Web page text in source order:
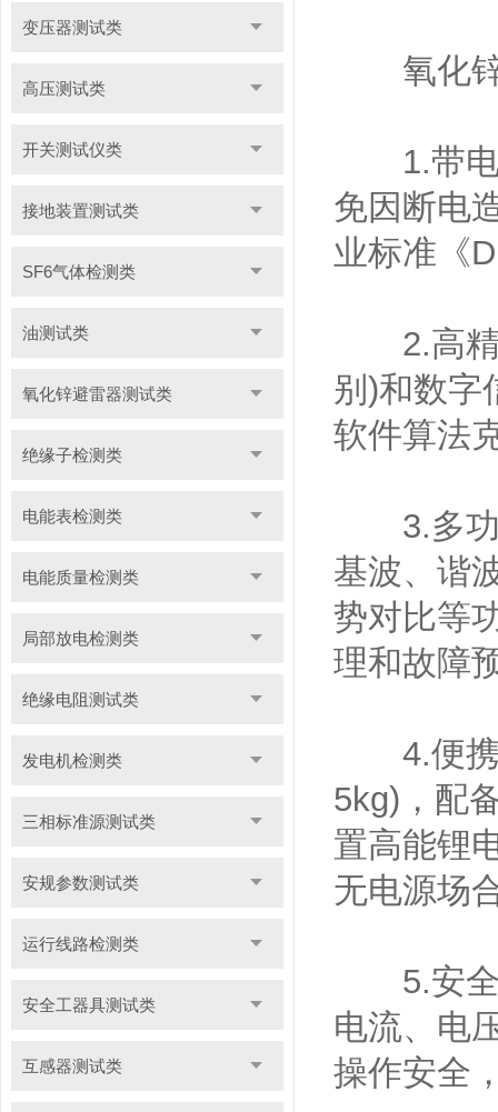
变压器测试类
高压测试类
开关测试仪类
接地装置测试类
SF6气体检测类
油测试类
氧化锌避雷器测试类
绝缘子检测类
电能表检测类
电能质量检测类
局部放电检测类
绝缘电阻测试类
发电机检测类
三相标准源测试类
安规参数测试类
运行线路检测类
安全工器具测试类
互感器测试类
氧化锌
1.带电
免因断电
业标准《
2.高精
别)和数字
软件算法
3.多功
基波、谐
势对比等
理和故障
4.便携
5kg)，配
置高能锂
无电源场
5.安全
电流、电
操作安全